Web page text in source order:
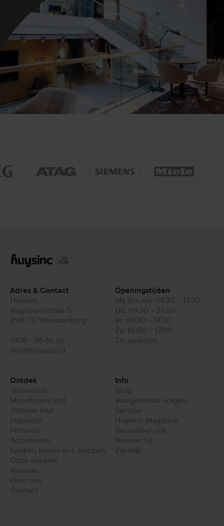
Adres & Contact
Huysinc
Regterweistraat 5
4181 CE Waardenburg
0418 - 55 66 66
info@huysinc.nl
Openingstijden
Ma t/m wo: 09.30 – 17.30
Do: 09.30 – 21.00
Vr: 09.30 – 17.30
Za: 10.00 – 17.00
Zo: gesloten
Ontdek
Showroom
Moodboard tool
Virtuele tour
Inspiratie
Pinterest
Activiteiten
Keuken kopen in 6 stappen
Onze merken
Reviews
Over ons
Contact
Info
Blog
Veelgestelde vragen
Service
Huysinc Magazine
Beoordeel ons
Werken bij
Zakelijk